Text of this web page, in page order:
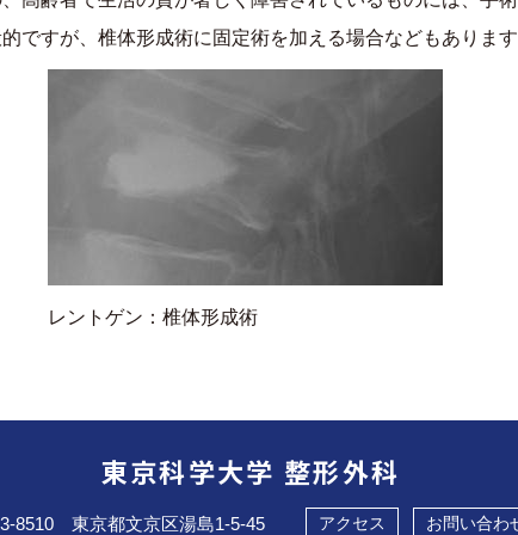
ですが、椎体形成術に固定術を加える場合などもありま
レントゲン：椎体形成術
東京科学大学 整形外科
8510 東京都文京区湯島1-5-45 アクセス お問い合わ